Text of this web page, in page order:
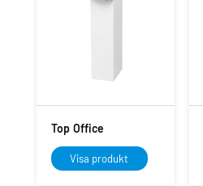
Top Office
Visa produkt